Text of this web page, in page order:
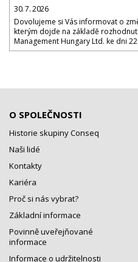
30. 7. 2026
Dovolujeme si Vás informovat o
kterým dojde na základě
Management Hungary Ltd. ke dni
O SPOLEČNOSTI
Historie skupiny Conseq
Naši lidé
Kontakty
Kariéra
Proč si nás vybrat?
Základní informace
Povinně uveřejňované
informace
Informace o udržitelnosti